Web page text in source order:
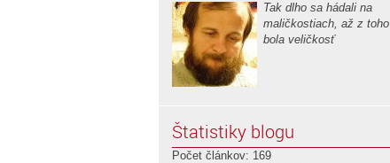
Tak dlho sa hádali na
maličkostiach, až z toho
bola veličkosť
Štatistiky blogu
Počet článkov: 169